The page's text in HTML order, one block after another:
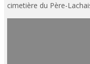
cimetière du Père-